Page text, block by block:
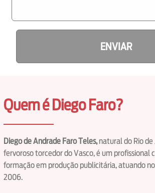
ENVIAR
Quem é Diego Faro?
Diego de Andrade Faro Teles,natural do Rio de
fervoroso torcedor do Vasco, é um profissional
formação em produção publicitária, atuando
2006.